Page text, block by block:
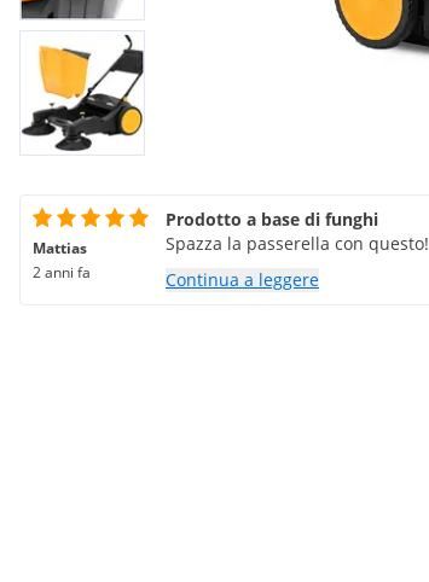
Mattias
2 anni fa
Prodotto a base di funghi
Spazza la passerella con questo!
Continua a leggere